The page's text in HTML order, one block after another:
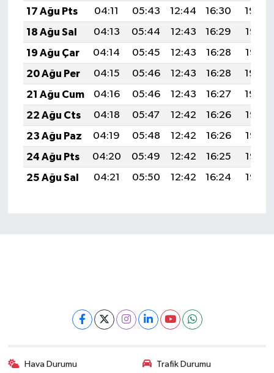
17 Ağu Pts
04:11 05:43 12:44 16:30
19:34
18 Ağu Sal
04:13 05:44 12:43 16:29
19:33
19 Ağu Çar
04:14 05:45 12:43 16:28
19:32
20 Ağu Per
04:15 05:46 12:43 16:28
19:30
21 Ağu Cum
04:16 05:46 12:43 16:27
19:29
22 Ağu Cts
04:18 05:47 12:42 16:26
19:28
23 Ağu Paz
04:19 05:48 12:42 16:26
19:26
24 Ağu Pts
04:20 05:49 12:42 16:25
19:25
25 Ağu Sal
04:21 05:50 12:42 16:24 19:23
Hava Durumu Trafik Durumu